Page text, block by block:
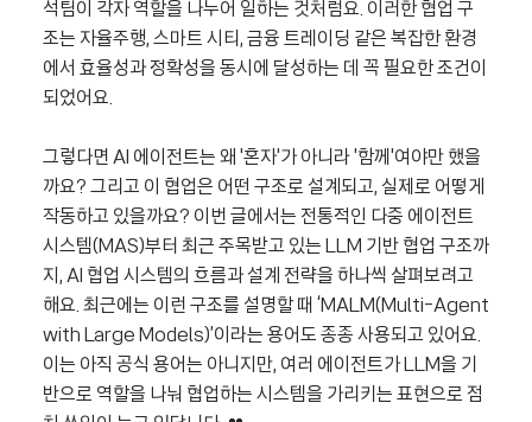
석팀이 각자 역할을 나누어 일하는 것처럼요. 이러한 협업 구
조는 자율주행, 스마트 시티, 금융 트레이딩 같은 복잡한 환경
에서 효율성과 정확성을 동시에 달성하는 데 꼭 필요한 조건이
되었어요.
그렇다면 AI 에이전트는 왜 '혼자'가 아니라 '함께'여야만 했을
까요? 그리고 이 협업은 어떤 구조로 설계되고, 실제로 어떻게
작동하고 있을까요? 이번 글에서는 전통적인 다중 에이전트
시스템(MAS)부터 최근 주목받고 있는 LLM 기반 협업 구조까
지, AI 협업 시스템의 흐름과 설계 전략을 하나씩 살펴보려고
해요. 최근에는 이런 구조를 설명할 때 ‘MALM(Multi-Agent
with Large Models)’이라는 용어도 종종 사용되고 있어요.
이는 아직 공식 용어는 아니지만, 여러 에이전트가 LLM을 기
반으로 역할을 나눠 협업하는 시스템을 가리키는 표현으로 점